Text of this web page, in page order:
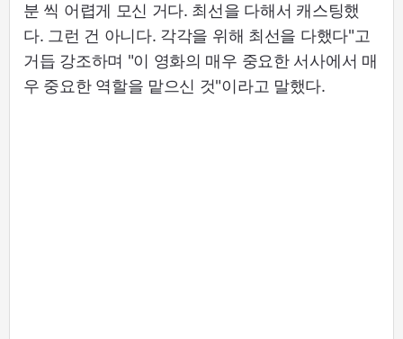
분 씩 어렵게 모신 거다. 최선을 다해서 캐스팅했
다. 그런 건 아니다. 각각을 위해 최선을 다했다"고
거듭 강조하며 "이 영화의 매우 중요한 서사에서 매
우 중요한 역할을 맡으신 것"이라고 말했다.